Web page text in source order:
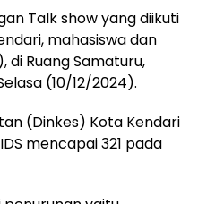
Talk show yang diikuti
mahasiswa dan
di Ruang Samaturu,
(10/12/2024).
(Dinkes) Kota Kendari
mencapai 321 pada